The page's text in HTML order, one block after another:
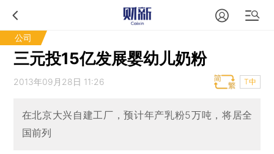
公司
三元投15亿发展婴幼儿奶粉
2013年09月28日 11:26 T中
在北京大兴自建工厂，预计年产乳粉5万吨，将居全
国前列